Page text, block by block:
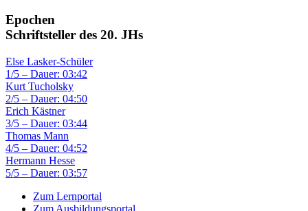
Epochen
Schriftsteller des 20. JHs
Else Lasker-Schüler
1/5 – Dauer: 03:42
Kurt Tucholsky
2/5 – Dauer: 04:50
Erich Kästner
3/5 – Dauer: 03:44
Thomas Mann
4/5 – Dauer: 04:52
Hermann Hesse
5/5 – Dauer: 03:57
Zum Lernportal
Zum Ausbildungsportal